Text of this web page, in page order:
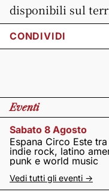
disponibili sul
CONDIVIDI
Eventi
Sabato 8 Agosto
Espana Circo Este
indie rock, latino
punk e world music
Vedi tutti gli eventi ->